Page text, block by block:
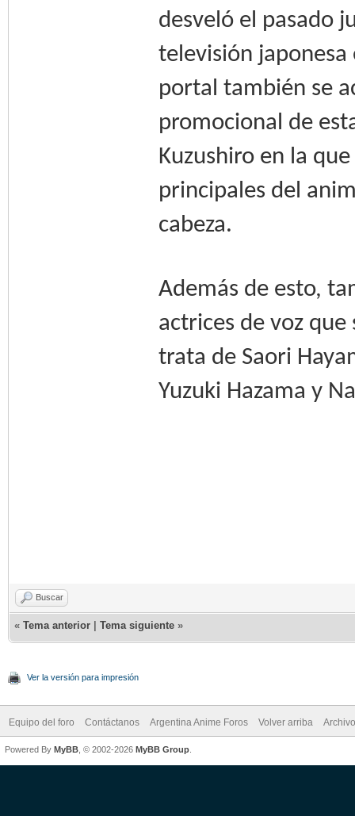
desveló el pasado
televisión
portal también se
promocional de
Kuzushiro en la
principales del
cabeza.
Además de esto,
actrices de voz
trata de Saori
Yuzuki Hazama y
Buscar
« Tema anterior Tema siguiente »
Ver la versión para impresión
Equipo del foro Contáctanos Argentina Anime Foros Volver arriba
Powered By MyBB , © 2002-2026 MyBB Group